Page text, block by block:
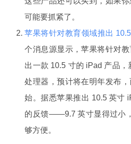
可能要抓紧了。
苹果将针对教育领域推出
个消息源显示，苹果将针对
出一款 10.5 寸的 iPad 产品
处理器，预计将在明年发布
始。据悉苹果推出 10.5 英寸
的反馈——9.7 英寸显得过小
够方便。